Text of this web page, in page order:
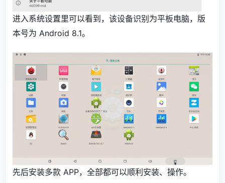
进入系统设置里可以看到，该设备识别为平板电脑，版
本号为 Android 8.1。
先后安装多款 APP，全部都可以顺利安装、操作。